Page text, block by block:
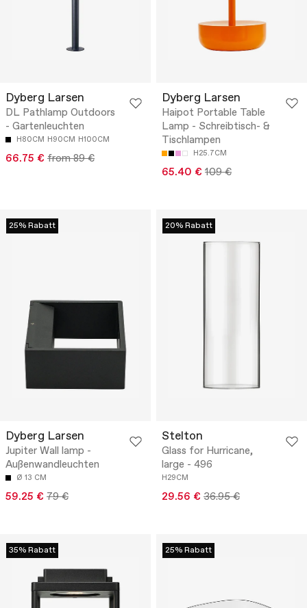
Dyberg Larsen
DL Pathlamp Outdoors
- Gartenleuchten
H80CM H90CM H100CM
66.75 € from 89 €
Dyberg Larsen
Haipot Portable Table
Lamp - Schreibtisch- &
Tischlampen
H25.7CM
65.40 € 109 €
25% Rabatt
Dyberg Larsen
Jupiter Wall lamp -
Außenwandleuchten
Ø 13 CM
59.25 € 79 €
20% Rabatt
Stelton
Glass for Hurricane,
large - 496
H29CM
29.56 € 36.95 €
35% Rabatt 25% Rabatt